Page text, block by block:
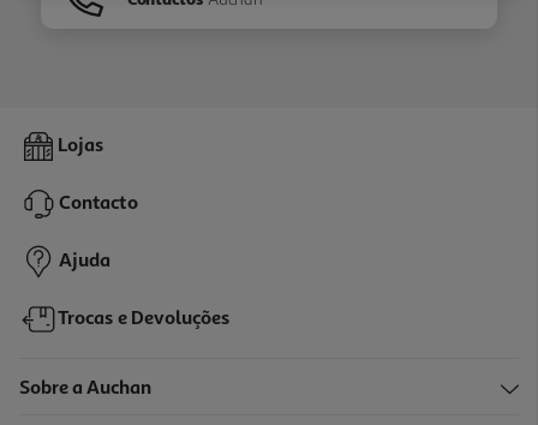
Lojas
Contacto
Ajuda
Trocas e Devoluções
Sobre a Auchan